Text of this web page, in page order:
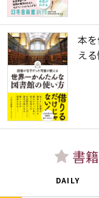
本
え
書籍
DAILY